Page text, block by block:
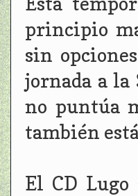
principio
sin
jornada a la
no puntúa
también
El CD